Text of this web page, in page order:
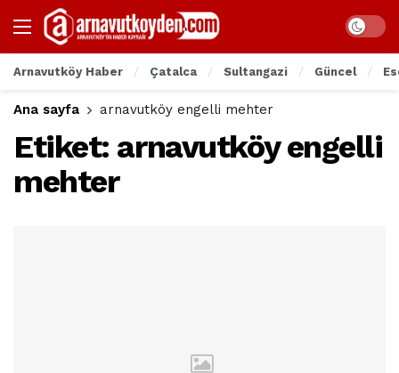
Arnavutköy Haber Çatalca Sultangazi Güncel
Ana sayfa arnavutköy engelli mehter
Etiket: arnavutköy engelli
mehter